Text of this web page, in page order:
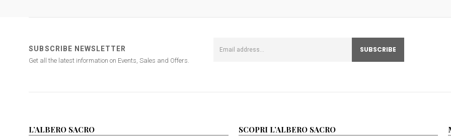
SUBSCRIBE NEWSLETTER
Get all the latest information on Events, Sales and Offers.
L’ALBERO SACRO SCOPRI L’ALBERO SACRO